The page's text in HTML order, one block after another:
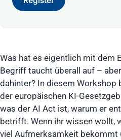
Was hat es eigentlich mit dem
Begriff taucht überall auf –
dahinter? In diesem Workshop
der europäischen KI-
was der AI Act ist, warum er
betrifft. Wenn ihr wissen wollt,
viel Aufmerksamkeit bekommt